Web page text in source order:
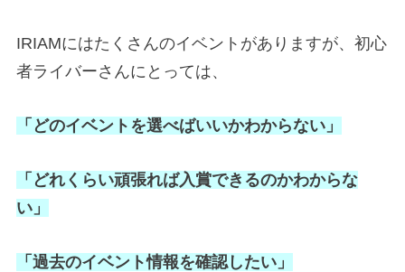
IRIAMにはたくさんのイベントがありますが、初心
者ライバーさんにとっては、
「どのイベントを選べばいいかわからない」
「どれくらい頑張れば入賞できるのかわからな
い」
「過去のイベント情報を確認したい」